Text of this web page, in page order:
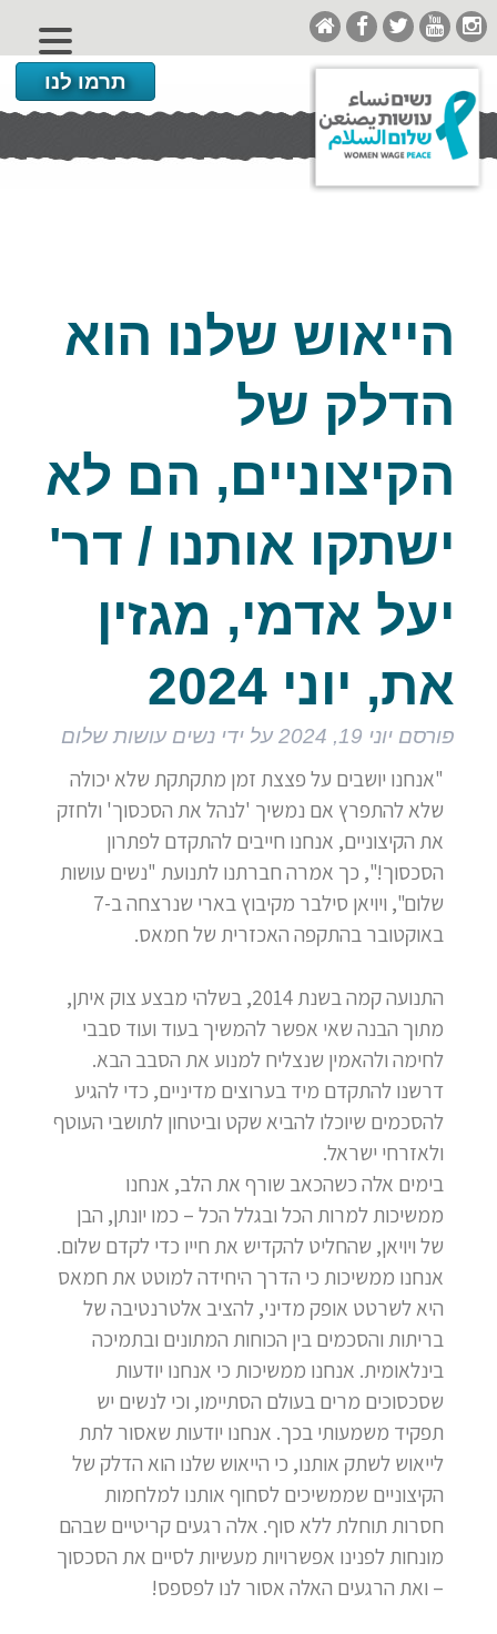
תרמו לנו
הייאוש שלנו הוא
הדלק של
הקיצוניים, הם לא
ישתקו אותנו / דר'
יעל אדמי, מגזין
את, יוני 2024
פורסם יוני 19, 2024 על ידי נשים עושות שלום
"אנחנו יושבים על פצצת זמן מתקתקת שלא יכולה
שלא להתפרץ אם נמשיך 'לנהל את הסכסוך' ולחזק
את הקיצוניים, אנחנו חייבים להתקדם לפתרון
הסכסוך!", כך אמרה חברתנו לתנועת "נשים עושות
שלום", ויויאן סילבר מקיבוץ בארי שנרצחה ב-7
באוקטובר בהתקפה האכזרית של חמאס.
התנועה קמה בשנת 2014, בשלהי מבצע צוק איתן,
מתוך הבנה שאי אפשר להמשיך בעוד ועוד סבבי
לחימה ולהאמין שנצליח למנוע את הסבב הבא.
דרשנו להתקדם מיד בערוצים מדיניים, כדי להגיע
להסכמים שיוכלו להביא שקט וביטחון לתושבי העוטף
ולאזרחי ישראל.
בימים אלה כשהכאב שורף את הלב, אנחנו
ממשיכות למרות הכל ובגלל הכל – כמו יונתן, הבן
של ויויאן, שהחליט להקדיש את חייו כדי לקדם שלום.
אנחנו ממשיכות כי הדרך היחידה למוטט את חמאס
היא לשרטט אופק מדיני, להציב אלטרנטיבה של
בריתות והסכמים בין הכוחות המתונים ובתמיכה
בינלאומית. אנחנו ממשיכות כי אנחנו יודעות
שסכסוכים מרים בעולם הסתיימו, וכי לנשים יש
תפקיד משמעותי בכך. אנחנו יודעות שאסור לתת
לייאוש לשתק אותנו, כי הייאוש שלנו הוא הדלק של
הקיצוניים שממשיכים לסחוף אותנו למלחמות
חסרות תוחלת ללא סוף. אלה רגעים קריטיים שבהם
מונחות לפנינו אפשרויות מעשיות לסיים את הסכסוך
– ואת הרגעים האלה אסור לנו לפספס!